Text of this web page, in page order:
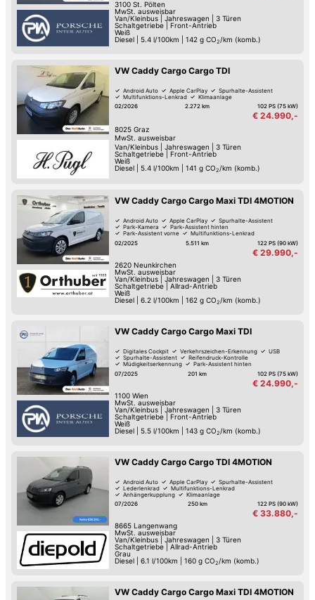
3100 St. Pölten
MwSt. ausweisbar
Van/Kleinbus| Jahreswagen
3 Türen
Schaltgetriebe| Front-Antrieb
Weiß
Diesel
5.4 l/100km 142 g CO2 /km (komb.)
VW Caddy Cargo Cargo TDI
Android Auto Apple CarPlay
Spurhalte-Assistent
Multifunktions-Lenkrad
Klimaanlage
02/2026
2.272 km 102 PS (75 kW)
€ 24.990,-
8025 Graz
MwSt. ausweisbar
Van/Kleinbus| Jahreswagen
3 Türen
Schaltgetriebe| Front-Antrieb
Weiß
Diesel
5.4 l/100km 141 g CO2 /km (komb.)
VW Caddy Cargo Cargo Maxi TDI 4MOTION
Android Auto Apple CarPlay
Spurhalte-Assistent
Park-Kamera
Park-Assistent hinten
Park-Assistent vorne
Multifunktions-Lenkrad
02/2025 5.511 km 122 PS (90 kW)
€ 29.990,-
2620 Neunkirchen
MwSt. ausweisbar
Van/Kleinbus| Jahreswagen
3 Türen
Schaltgetriebe| Allrad-Antrieb
Weiß
Diesel
6.2 l/100km 162 g CO2 /km (komb.)
VW Caddy Cargo Cargo Maxi TDI
Digitales Cockpit Verkehrszeichen-Erkennung
USB
Spurhalte-Assistent
Reifendruck-Kontrolle
Müdigkeitserkennung
Park-Assistent hinten
07/2025 201 km 102 PS (75 kW)
€ 24.990,-
1100 Wien
MwSt. ausweisbar
Van/Kleinbus| Jahreswagen
3 Türen
Schaltgetriebe| Front-Antrieb
Weiß
Diesel
5.5 l/100km 143 g CO2 /km (komb.)
VW Caddy Cargo Cargo TDI 4MOTION
Android Auto Apple CarPlay
Spurhalte-Assistent
Lederlenkrad
Multifunktions-Lenkrad
Anhängerkupplung
Klimaanlage
07/2026
250 km 122 PS (90 kW)
€ 33.880,-
8665 Langenwang
MwSt. ausweisbar
Van/Kleinbus| Jahreswagen
3 Türen
Schaltgetriebe| Allrad-Antrieb
Grau
Diesel
6.1 l/100km 160 g CO2 /km (komb.)
VW Caddy Cargo Cargo Maxi TDI 4MOTION